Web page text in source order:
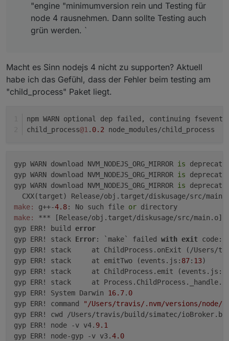
"engine "minimumversion rein und Testing für
node 4 rausnehmen. Dann sollte Testing auch
grün werden. `
Macht es Sinn nodejs 4 nicht zu supporten? Aktuell
habe ich das Gefühl, dass der Fehler beim testing am
"child_process" Paket liegt.
npm WARN optional dep failed, continuing fsevents
child_process@1. 0.2 node_modules/child_process
gyp WARN download NVM_NODEJS_ORG_MIRROR is
gyp WARN download NVM_NODEJS_ORG_MIRROR is
gyp WARN download NVM_NODEJS_ORG_MIRROR is
make: g++-4.8: No such file or
make:
*** [Release/obj.target/diskusage/src/main.o]
gyp ERR! build error
gyp ERR! stack Error: `make` failed with exit code:
gyp ERR! stack     at ChildProcess.onExit (/Users/
gyp ERR! stack     at emitTwo (events.js: 87: 13)
gyp ERR! stack     at ChildProcess.emit (events.js:
gyp ERR! stack     at
gyp ERR! System Darwin 16.7. 0
gyp ERR! command
"/Users/travis/.nvm/versions/node/
gyp ERR! cwd /Users/travis/build/simatec/
gyp ERR! node -v v4. 9.1
gyp ERR! node-gyp -v v3.4.0